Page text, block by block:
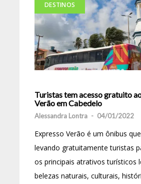
DESTINOS
Turistas tem acesso gratuito
Verão em Cabedelo
Alessandra Lontra - 04/01/2022
Expresso Verão é um ônibus
levando gratuitamente turistas
os principais atrativos turísticos
belezas naturais, culturais,